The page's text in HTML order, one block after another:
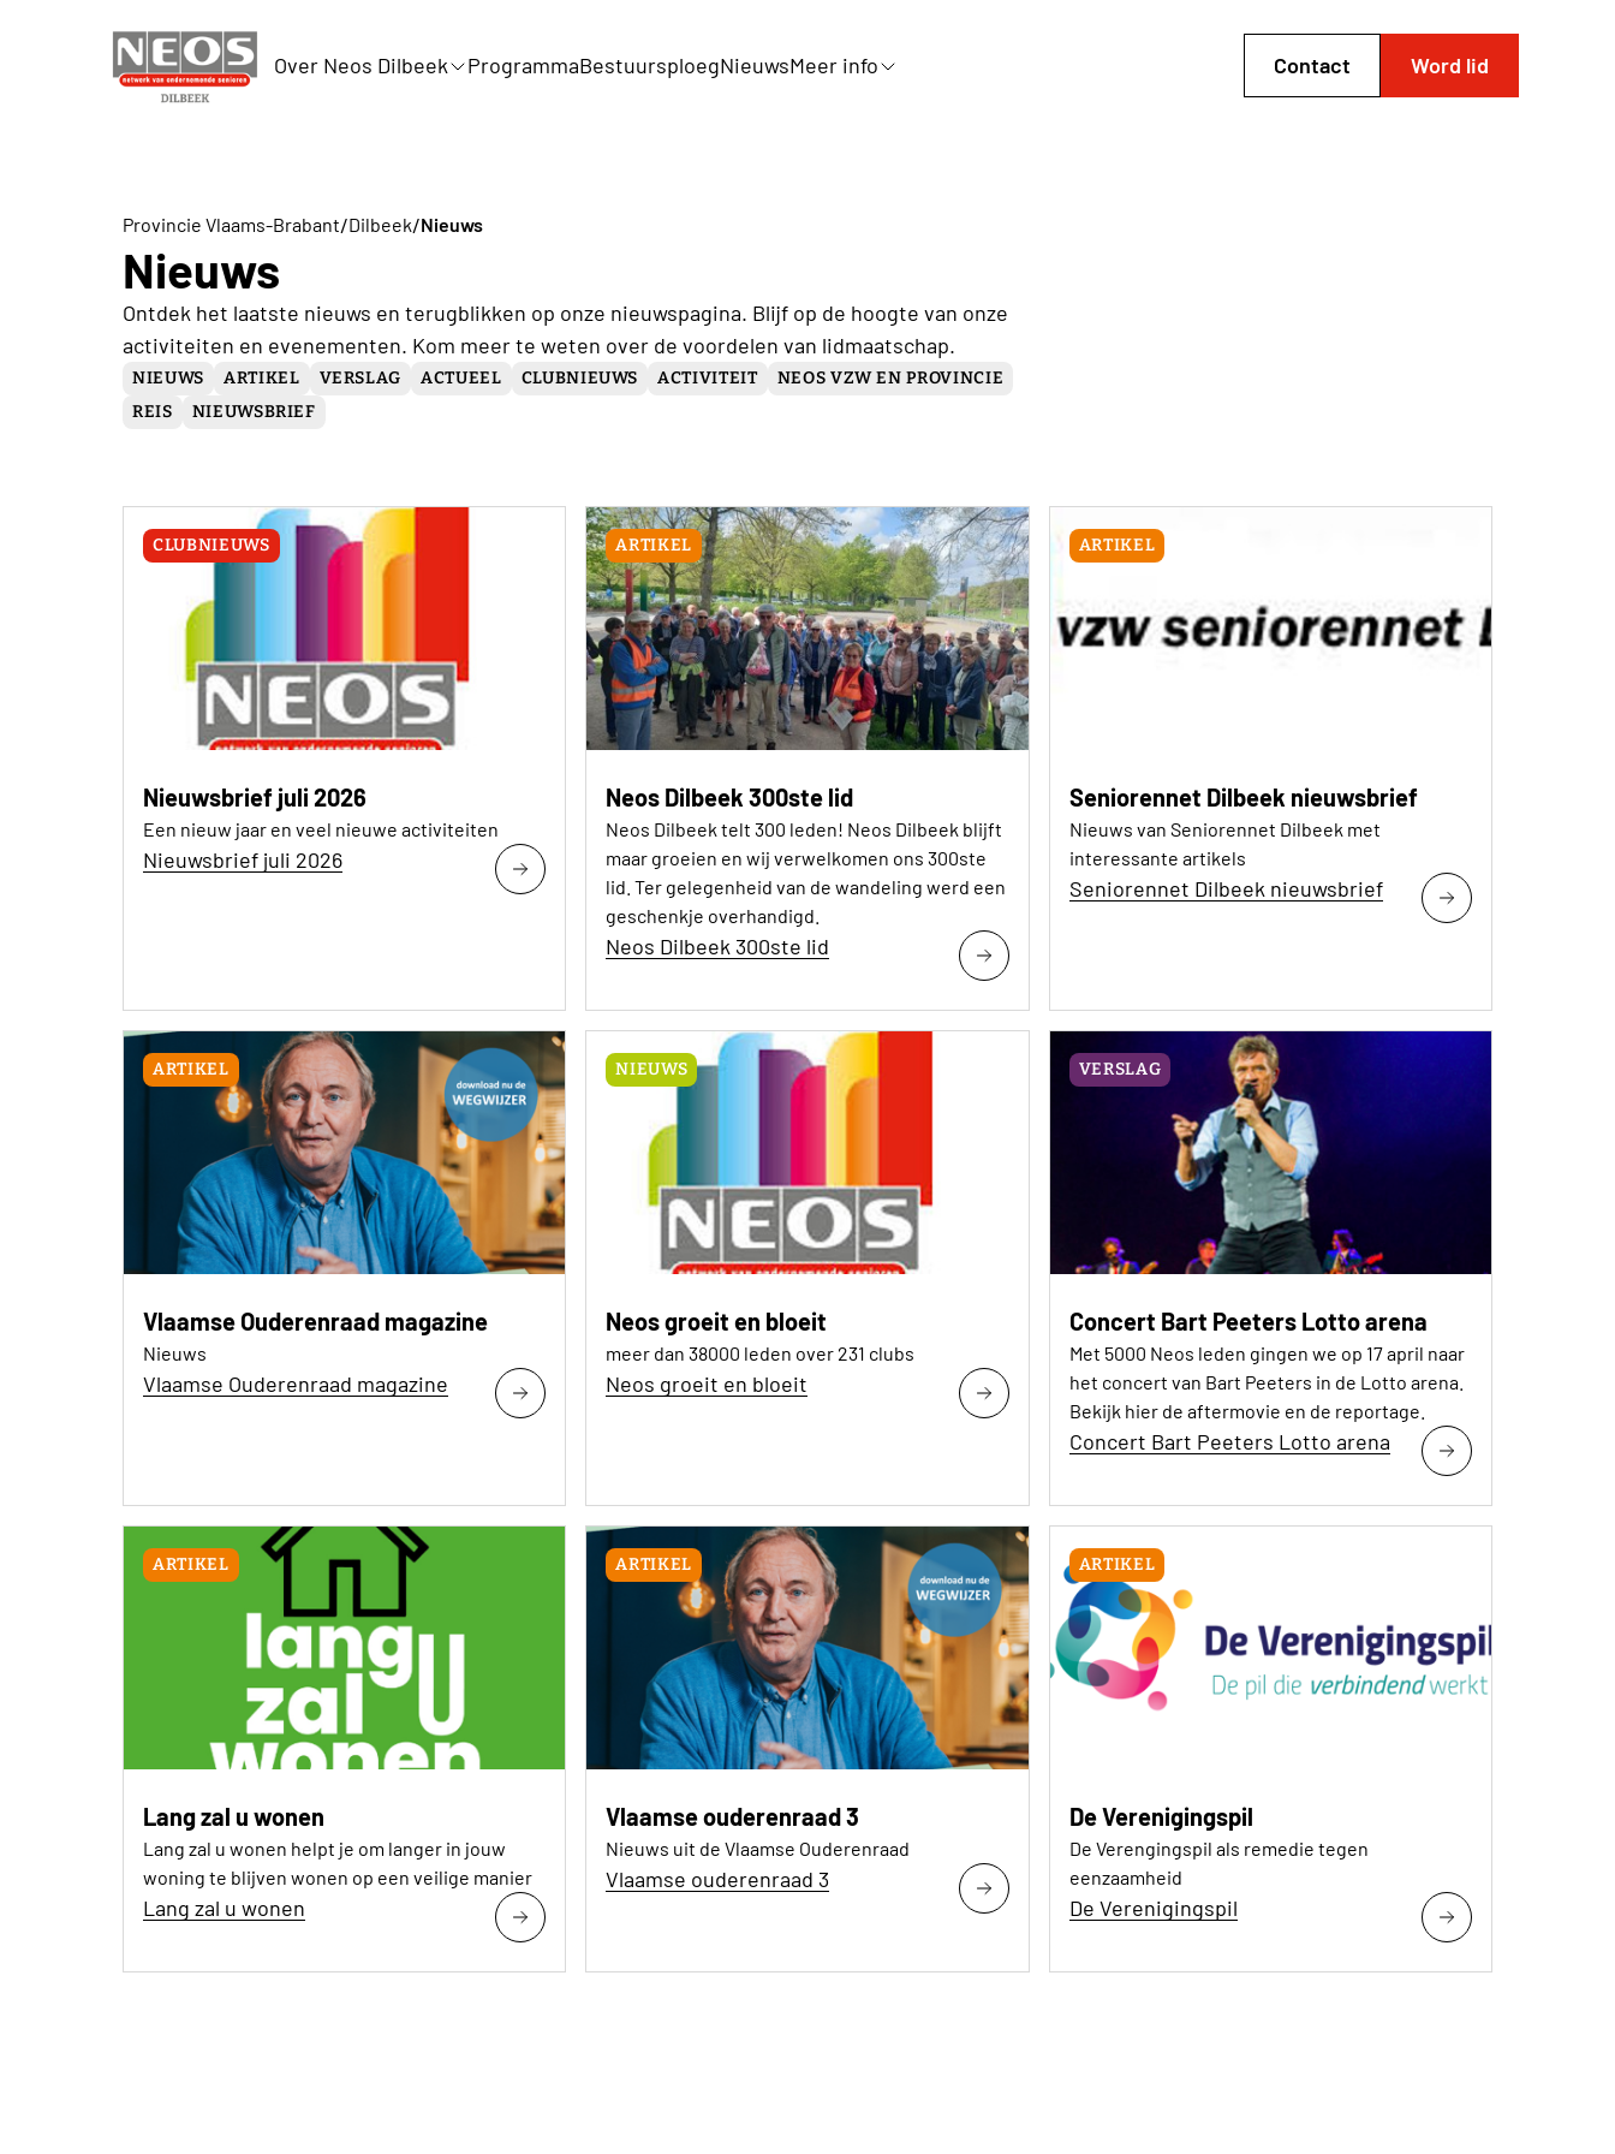
Over Neos Dilbeek ProgrammaBestuursploegNieuwsMeer info Contact Word lid
Provincie Vlaams-Brabant/Dilbeek/Nieuws
Nieuws
Ontdek het laatste nieuws en terugblikken op onze nieuwspagina. Blijf op de hoogte van onze
activiteiten en evenementen. Kom meer te weten over de voordelen van lidmaatschap.
NIEUWS ARTIKEL VERSLAG ACTUEEL CLUBNIEUWS ACTIVITEIT
NEOS VZW EN PROVINCIE
REIS
NIEUWSBRIEF
CLUBNIEUWS
Nieuwsbrief juli 2026
Een nieuw jaar en veel nieuwe activiteiten
Nieuwsbrief juli 2026
ARTIKEL
Neos Dilbeek 300ste lid
Neos Dilbeek telt 300 leden! Neos Dilbeek blijft
maar groeien en wij verwelkomen ons 300ste
lid. Ter gelegenheid van de wandeling werd een
geschenkje overhandigd.
Neos Dilbeek 300ste lid
ARTIKEL
Seniorennet Dilbeek nieuwsbrief
Nieuws van Seniorennet Dilbeek met
interessante artikels
Seniorennet Dilbeek nieuwsbrief
ARTIKEL
Vlaamse Ouderenraad magazine
Nieuws
Vlaamse Ouderenraad magazine
NIEUWS
Neos groeit en bloeit
meer dan 38000 leden over 231 clubs
Neos groeit en bloeit
VERSLAG
Concert Bart Peeters Lotto arena
Met 5000 Neos leden gingen we op 17 april naar
het concert van Bart Peeters in de Lotto arena.
Bekijk hier de aftermovie en de reportage.
Concert Bart Peeters Lotto arena
ARTIKEL
Lang zal u wonen
Lang zal u wonen helpt je om langer in jouw
woning te blijven wonen op een veilige manier
Lang zal u wonen
ARTIKEL
Vlaamse ouderenraad 3
Nieuws uit de Vlaamse Ouderenraad
Vlaamse ouderenraad 3
ARTIKEL
De Verenigingspil
De Verengingspil als remedie tegen
eenzaamheid
De Verenigingspil